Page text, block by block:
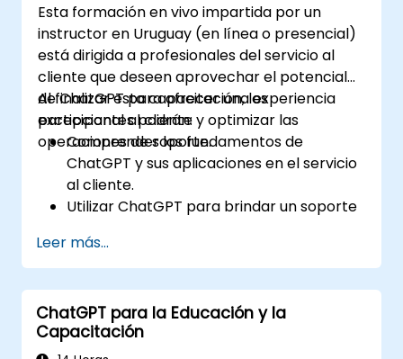
Esta formación en vivo impartida por un
instructor en Uruguay (en línea o presencial)
está dirigida a profesionales del servicio al
cliente que deseen aprovechar el potencial
de ChatGPT para ofrecer una experiencia
excepcional al cliente y optimizar las
operaciones de soporte.
Al finalizar esta capacitación, los
participantes podrán:
Comprender los fundamentos de
ChatGPT y sus aplicaciones en el servicio
al cliente.
Utilizar ChatGPT para brindar un soporte
Desarrollar chatbots automatizados
impulsados por ChatGPT que atiendan las
consultas de los clientes.
Implementar buenas prácticas para
aprovechar ChatGPT en escenarios de
Leer más...
ChatGPT para la Educación y la
Capacitación